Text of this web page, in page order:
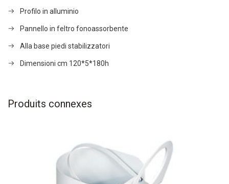
Profilo in alluminio
Pannello in feltro fonoassorbente
Alla base piedi stabilizzatori
Dimensioni cm 120*5*180h
Produits connexes